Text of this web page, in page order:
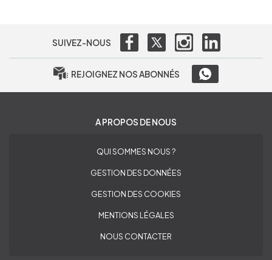
SUIVEZ-NOUS
REJOIGNEZ NOS ABONNÉS
A PROPOS DE NOUS
QUI SOMMES NOUS ?
GESTION DES DONNÉES
GESTION DES COOKIES
MENTIONS LÉGALES
NOUS CONTACTER